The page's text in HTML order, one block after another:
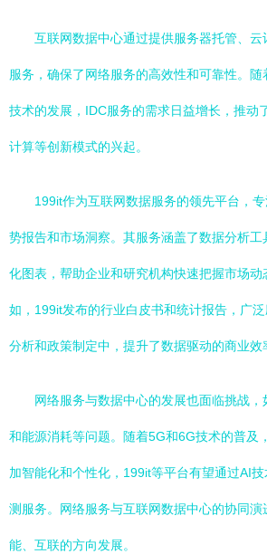
互联网数据中心通过提供服务器托管、
服务，确保了网络服务的高效性和可靠性。
技术的发展，IDC服务的需求日益增长，推动
计算等创新模式的兴起。
199it作为互联网数据服务的领先平台，
势报告和市场洞察。其服务涵盖了数据分析
化图表，帮助企业和研究机构快速把握市场动
如，199it发布的行业白皮书和统计报告，广
分析和政策制定中，提升了数据驱动的商业效
网络服务与数据中心的发展也面临挑战
和能源消耗等问题。随着5G和6G技术的普及
加智能化和个性化，199it等平台有望通过AI
测服务。网络服务与互联网数据中心的协同
能、互联的方向发展。